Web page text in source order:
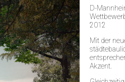
D-
2012
Mit der
Akzent.